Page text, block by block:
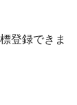
登録できま